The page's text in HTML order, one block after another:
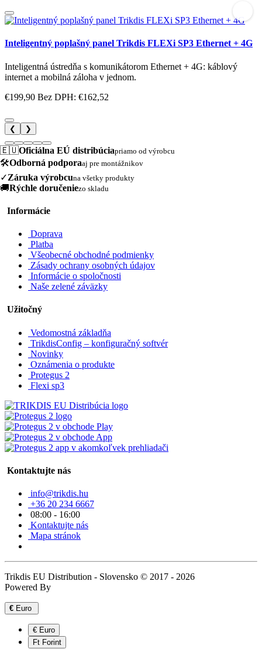
Inteligentný poplašný panel Trikdis FLEXi SP3 Ethernet + 4G
Inteligentná ústredňa s komunikátorom Ethernet + 4G: káblový
internet a mobilná záloha v jednom.
€199,90 Bez DPH: €162,52
❮ ❯
🇪🇺Oficiálna EÚ distribúciapriamo od výrobcu
🛠️Odborná podporaaj pre montážnikov
✓Záruka výrobcuna všetky produkty
🚚Rýchle doručeniezo skladu
Informácie
Doprava
Platba
Všeobecné obchodné podmienky
Zásady ochrany osobných údajov
Informácie o spoločnosti
Naše zelené záväzky
Užitočný
Vedomostná základňa
TrikdisConfig – konfiguračný softvér
Novinky
Oznámenia o produkte
Protegus 2
Flexi sp3
Kontaktujte nás
info@trikdis.hu
+36 20 234 6667
08:00 - 16:00
Kontaktujte nás
Mapa stránok
Trikdis EU Distribution - Slovensko © 2017 - 2026
Powered By
€ Euro
€ Euro
Ft Forint